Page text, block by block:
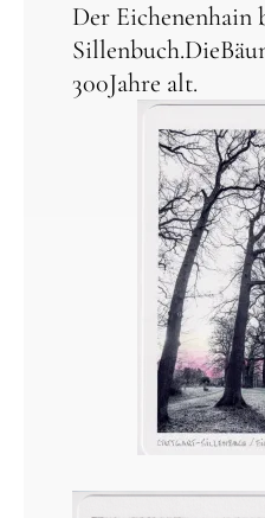
Der Eichenenhain
300Jahre alt.